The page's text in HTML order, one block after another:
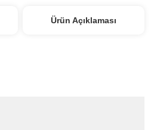
Ürün Açıklaması